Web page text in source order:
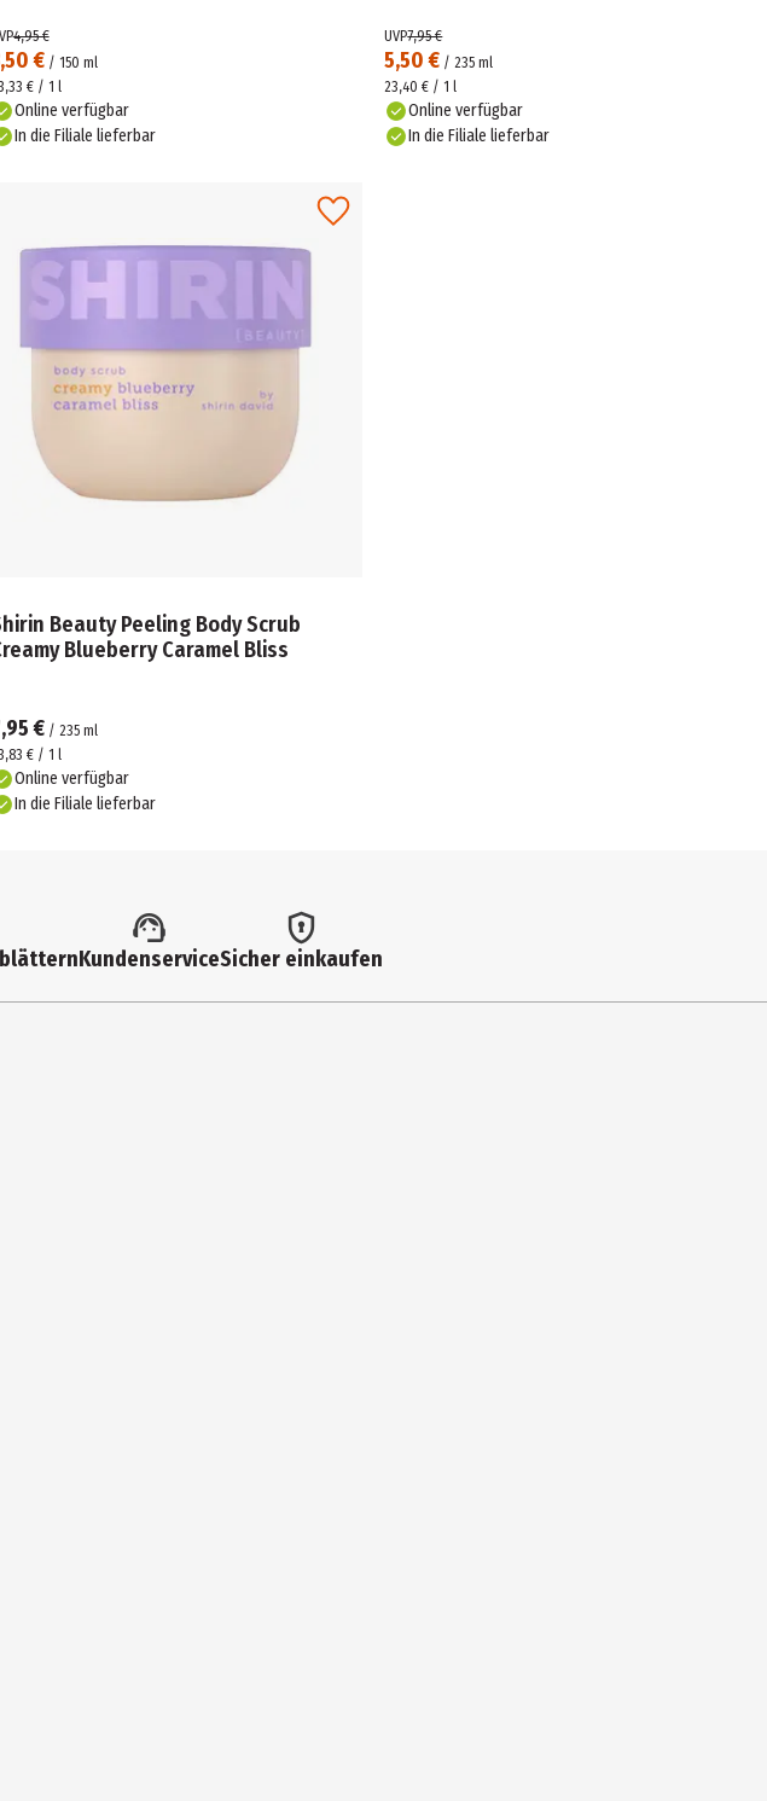
€/ 150 ml
4,95 €
€ / 1 l
Online verfügbar
In die Filiale lieferbar
5,50 € /235 ml
UVP7,95 €
23,40 € / 1 l
Online verfügbar
In die Filiale lieferbar
Beauty Peeling Body Scrub
Blueberry Caramel Bliss
€/ 235 ml
€ / 1 l
Online verfügbar
In die Filiale lieferbar
KundenserviceSicher einkaufen